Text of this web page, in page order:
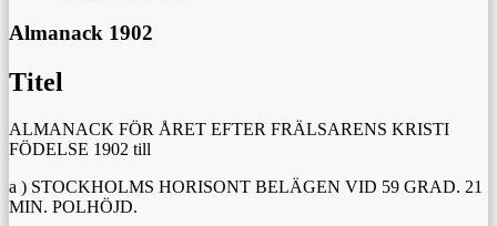
Almanack 1902
Titel
ALMANACK FÖR ÅRET EFTER FRÄLSARENS KRISTI
FÖDELSE 1902 till
a ) STOCKHOLMS HORISONT BELÄGEN VID 59 GRAD. 21
MIN. POLHÖJD.